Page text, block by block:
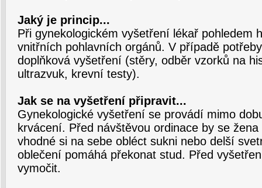
Jaký je princip...
Při gynekologickém vyšetření lékař pohledem
vnitřních pohlavních orgánů. V případě
doplňková vyšetření (stěry, odběr vzorků na
ultrazvuk, krevní testy).
Jak se na vyšetření připravit...
Gynekologické vyšetření se provádí mimo
krvácení. Před návštěvou ordinace by se
vhodné si na sebe obléct sukni nebo delší
oblečení pomáhá překonat stud. Před
vymočit.